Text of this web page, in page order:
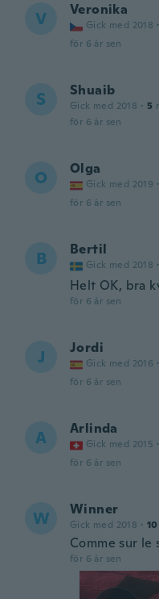
V Veronika
Gick med 2018 ·
för 6 år sen
S Shuaib
Gick med 2018 · 5
för 6 år sen
O Olga
Gick med 2019 ·
för 6 år sen
B Bertil
Gick med 2018 ·
Helt OK, bra
för 6 år sen
J Jordi
Gick med 2016 ·
för 6 år sen
A Arlinda
Gick med 2015 ·
för 6 år sen
W Winner
Gick med 2018 · 10
Comme sur le
för 6 år sen